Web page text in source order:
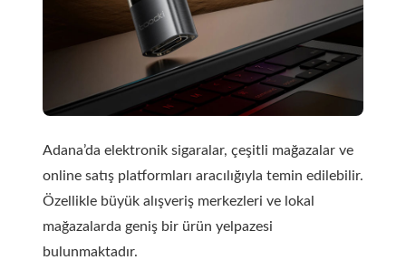
Adana’da elektronik sigaralar, çeşitli mağazalar ve
online satış platformları aracılığıyla temin edilebilir.
Özellikle büyük alışveriş merkezleri ve lokal
mağazalarda geniş bir ürün yelpazesi
bulunmaktadır.